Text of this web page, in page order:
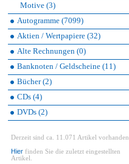
Motive (3)
Autogramme (7099)
Aktien / Wertpapiere (32)
Alte Rechnungen (0)
Banknoten / Geldscheine (11)
Bücher (2)
CDs (4)
DVDs (2)
Derzeit sind ca. 11.071 Artikel vorhanden.
Hier finden Sie die zuletzt eingestellten
Artikel.